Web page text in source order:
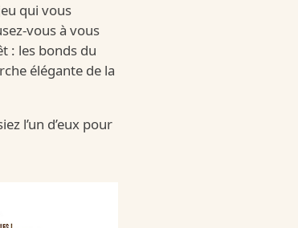
White
qui vous
vous à vous
: les bonds du
élégante de la
l’un d’eux pour